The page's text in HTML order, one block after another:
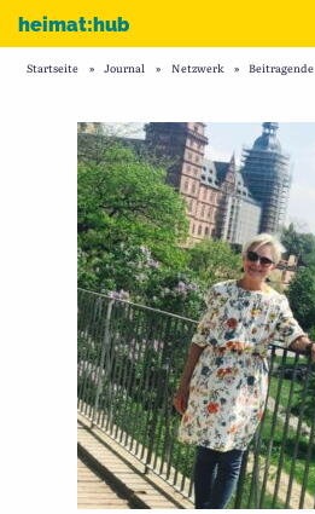
Zum Inhalt
heimat:hub
Startseite » Journal » Netzwerk » Beitragende